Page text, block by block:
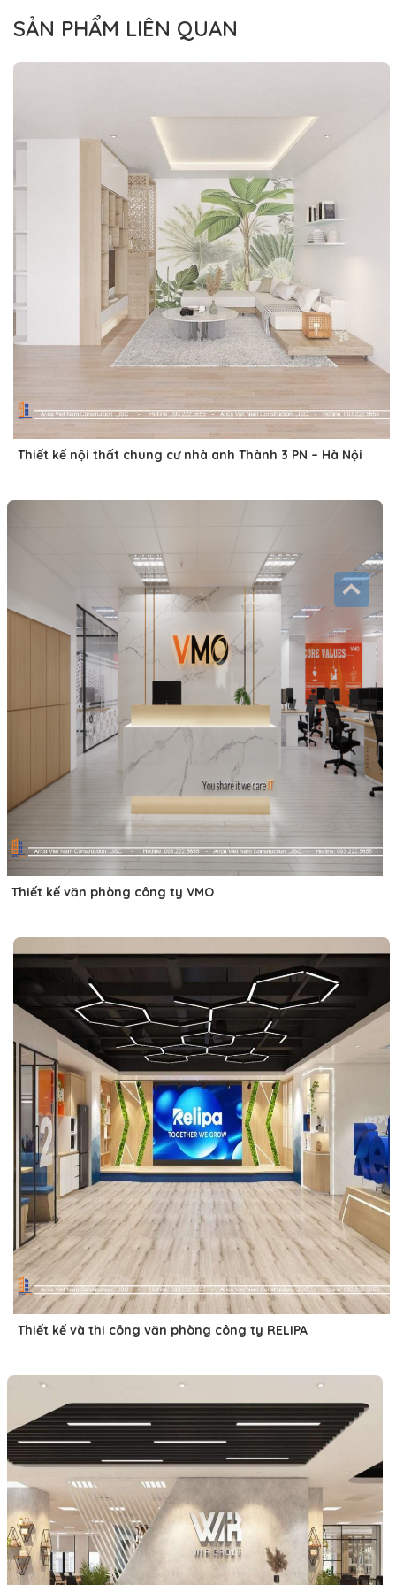
SẢN PHẨM LIÊN QUAN
Thiết kế nội thất chung cư nhà anh Thành 3 PN – Hà Nội
Thiết kế văn phòng công ty VMO
Thiết kế và thi công văn phòng công ty RELIPA